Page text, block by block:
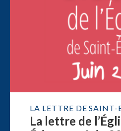
LA LETTRE DE
La lettre de